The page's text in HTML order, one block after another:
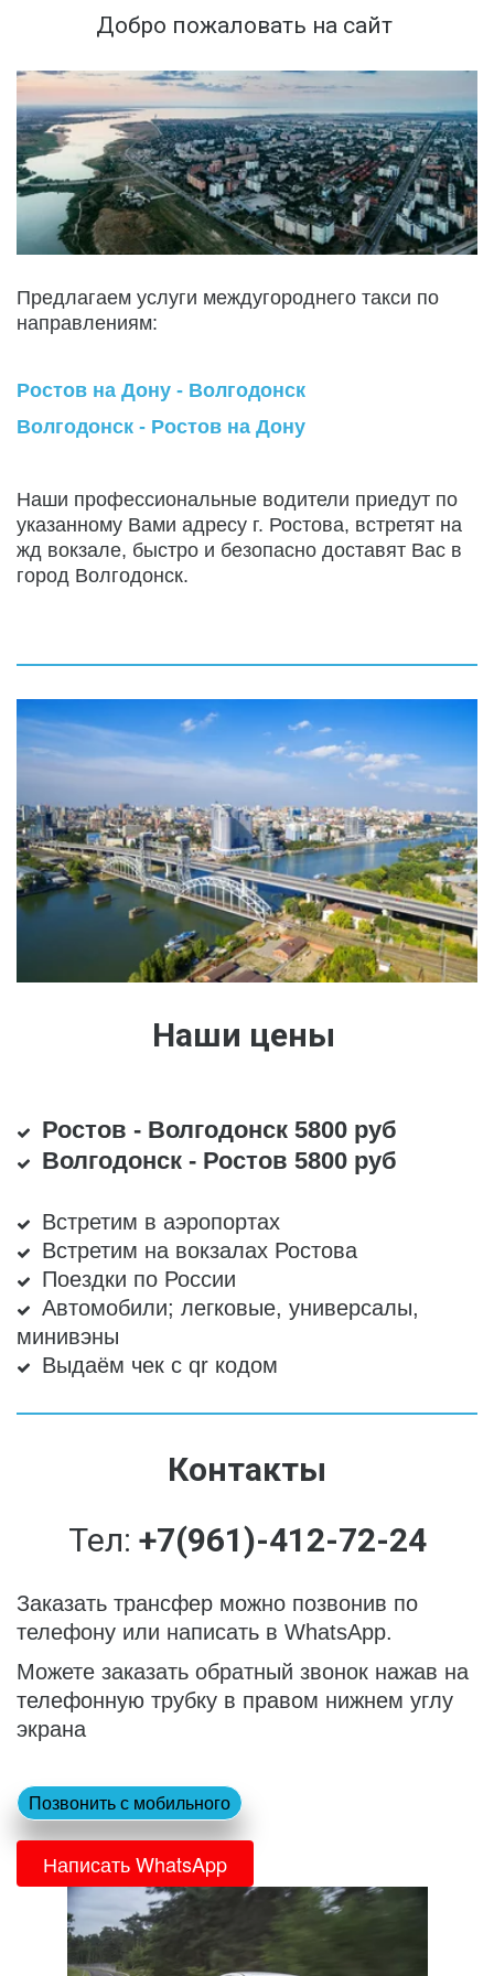
Добро пожаловать на сайт
Предлагаем услуги междугороднего такси по
направлениям:
Ростов на Дону - Волгодонск
Волгодонск - Ростов на Дону
Наши профессиональные водители приедут по
указанному Вами адресу г. Ростова, встретят на
жд вокзале, быстро и безопасно доставят Вас в
город Волгодонск.
Наши цены
Ростов - Волгодонск 5800 руб
Волгодонск - Ростов 5800 руб
Встретим в аэропортах
Встретим на вокзалах Ростова
Поездки по России
Автомобили; легковые, универсалы,
минивэны
Выдаём чек с qr кодом
Контакты
Тел: +7(961)-412-72-24
Заказать трансфер можно позвонив по
телефону или написать в WhatsApp.
Можете заказать обратный звонок нажав на
телефонную трубку в правом нижнем углу
экрана
Позвонить с мобильного
Написать WhatsApp